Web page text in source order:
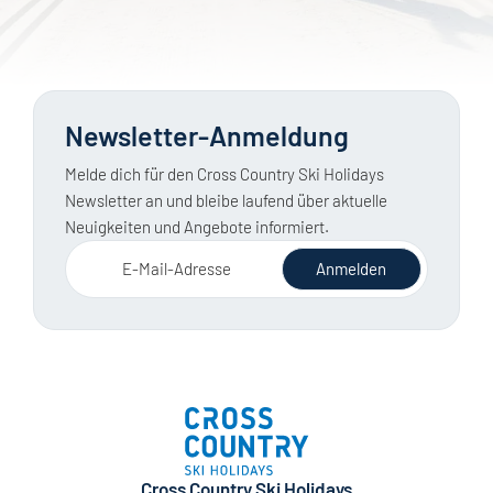
Newsletter-Anmeldung
Melde dich für den Cross Country Ski Holidays
Newsletter an und bleibe laufend über aktuelle
Neuigkeiten und Angebote informiert.
E-Mail-Adresse Anmelden